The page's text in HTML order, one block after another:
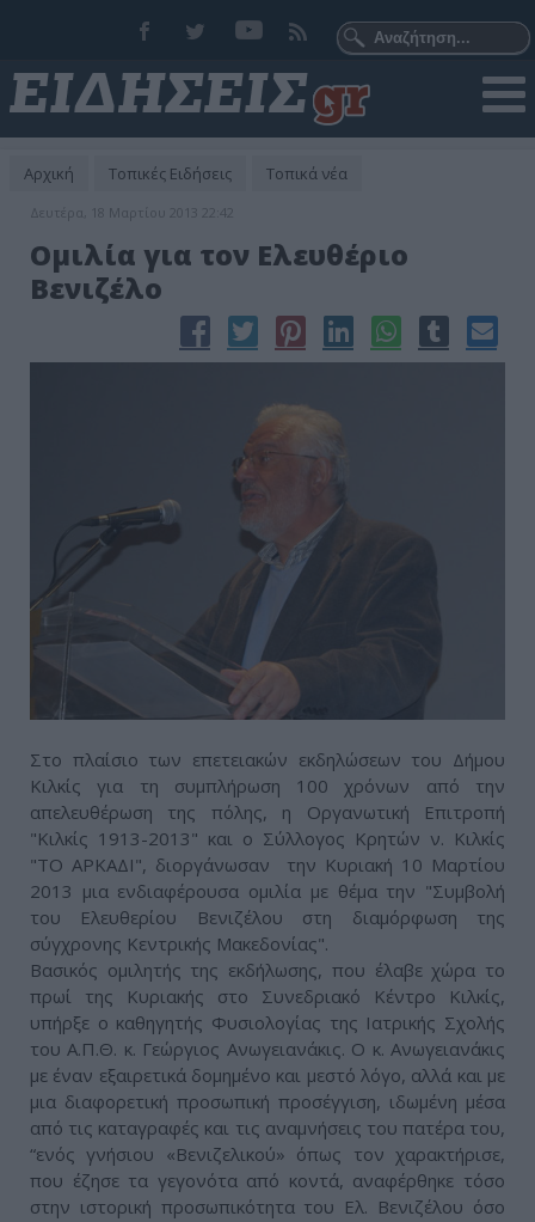
Αρχική Τοπικές Ειδήσεις Τοπικά νέα
Δευτέρα, 18 Μαρτίου 2013 22:42
Ομιλία για τον Ελευθέριο
Βενιζέλο
Στο πλαίσιο των επετειακών εκδηλώσεων του Δήμου
Κιλκίς για τη συμπλήρωση 100 χρόνων από την
απελευθέρωση της πόλης, η Οργανωτική Επιτροπή
"Κιλκίς 1913-2013" και ο Σύλλογος Κρητών ν. Κιλκίς
"ΤΟ ΑΡΚΑΔΙ", διοργάνωσαν την Κυριακή 10 Μαρτίου
2013 μια ενδιαφέρουσα ομιλία με θέμα την "Συμβολή
του Ελευθερίου Βενιζέλου στη διαμόρφωση της
σύγχρονης Κεντρικής Μακεδονίας".
Βασικός ομιλητής της εκδήλωσης, που έλαβε χώρα το
πρωί της Κυριακής στο Συνεδριακό Κέντρο Κιλκίς,
υπήρξε ο καθηγητής Φυσιολογίας της Ιατρικής Σχολής
του Α.Π.Θ. κ. Γεώργιος Ανωγειανάκις. Ο κ. Ανωγειανάκις
με έναν εξαιρετικά δομημένο και μεστό λόγο, αλλά και με
μια διαφορετική προσωπική προσέγγιση, ιδωμένη μέσα
από τις καταγραφές και τις αναμνήσεις του πατέρα του,
“ενός γνήσιου «Βενιζελικού» όπως τον χαρακτήρισε,
που έζησε τα γεγονότα από κοντά, αναφέρθηκε τόσο
στην ιστορική προσωπικότητα του Ελ. Βενιζέλου όσο